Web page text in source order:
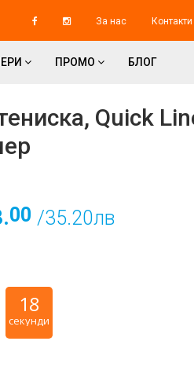
За нас Контакти
ПРОМО БЛОГ
Quick
00 /35.20лв
17
секунди